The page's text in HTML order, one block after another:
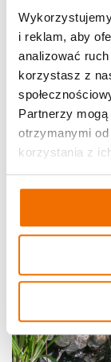
i reklam, aby
analizować
korzystasz z
Partnerzy
otrzymanymi
korzystania z